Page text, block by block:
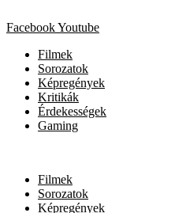
FacebookYoutube
Filmek
Sorozatok
Képregények
Kritikák
Érdekességek
Gaming
Filmek
Sorozatok
Képregények